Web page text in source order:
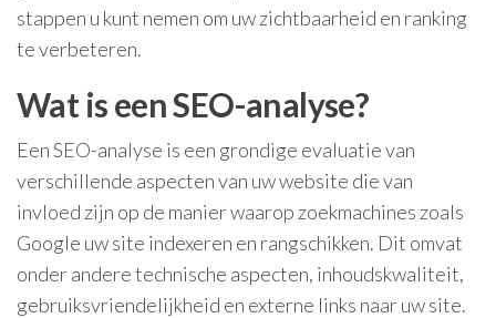
stappen u kunt nemen om uw zichtbaarheid en ranking
te verbeteren.
Wat is een SEO-analyse?
Een SEO-analyse is een grondige evaluatie van
verschillende aspecten van uw website die van
invloed zijn op de manier waarop zoekmachines zoals
Google uw site indexeren en rangschikken. Dit omvat
onder andere technische aspecten, inhoudskwaliteit,
gebruiksvriendelijkheid en externe links naar uw site.